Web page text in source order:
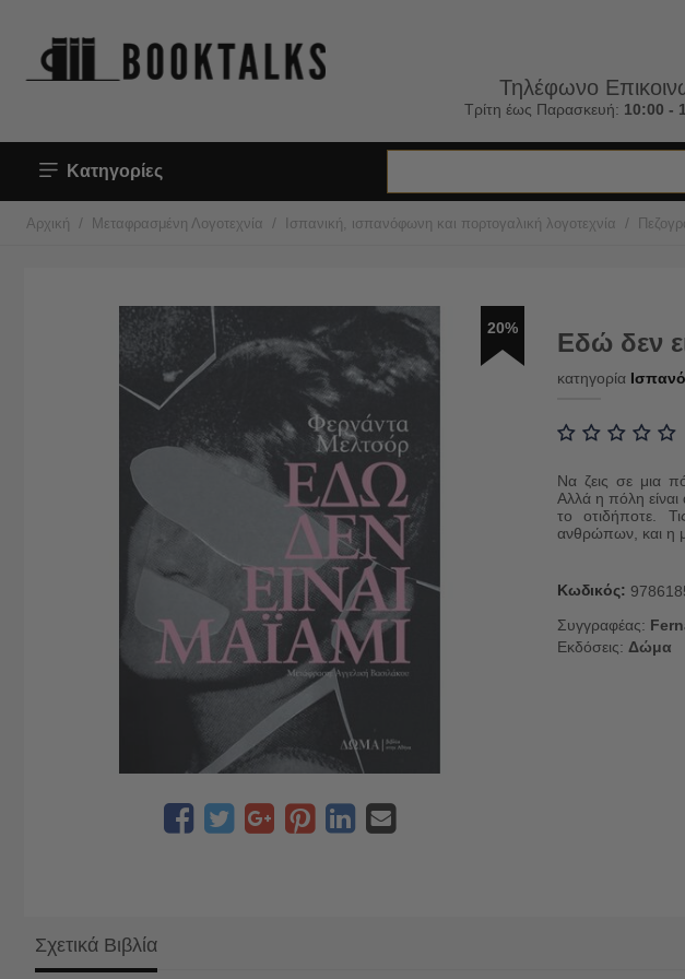
Τηλέφωνο
Τρίτη έως Παρασκευή: 10:00 -
Κατηγορίες
Αρχική / Μεταφρασμένη Λογοτεχνία / Ισπανική, ισπανόφωνη και πορτογαλική λογοτεχνία /
20% Εδώ δεν
κατηγορία
Να ζεις σε μια
Αλλά η πόλη
το οτιδήποτε.
ανθρώπων, και η
Κωδικός:
Συγγραφέας:
Εκδόσεις: Δώμα
Σχετικά Βιβλία